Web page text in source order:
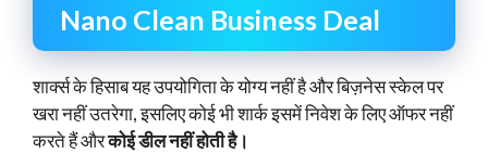
Nano Clean Business Deal
शार्क्स के हिसाब यह उपयोगिता के योग्य नहीं है और बिज़नेस स्केल पर
खरा नहीं उतरेगा, इसलिए कोई भी शार्क इसमें निवेश के लिए ऑफर नहीं
करते हैं औरकोई डील नहीं होती है।